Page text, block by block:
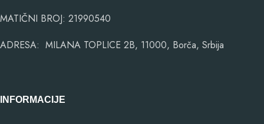
MATIČNI BROJ: 21990540
ADRESA: MILANA TOPLICE 2B, 11000, Borča, Srbija
INFORMACIJE